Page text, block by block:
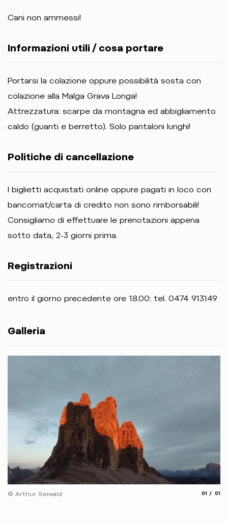
Cani non ammessi!
Informazioni utili / cosa portare
Portarsi la colazione oppure possibilità sosta con
colazione alla Malga Grava Longa!
Attrezzatura: scarpe da montagna ed abbigliamento
caldo (guanti e berretto). Solo pantaloni lunghi!
Politiche di cancellazione
I biglietti acquistati online oppure pagati in loco con
bancomat/carta di credito non sono rimborsabili!
Consigliamo di effettuare le prenotazioni appena
sotto data, 2-3 giorni prima.
Registrazioni
entro il giorno precedente ore 18.00: tel. 0474 913149
Galleria
© Arthur Seiwald 01 01